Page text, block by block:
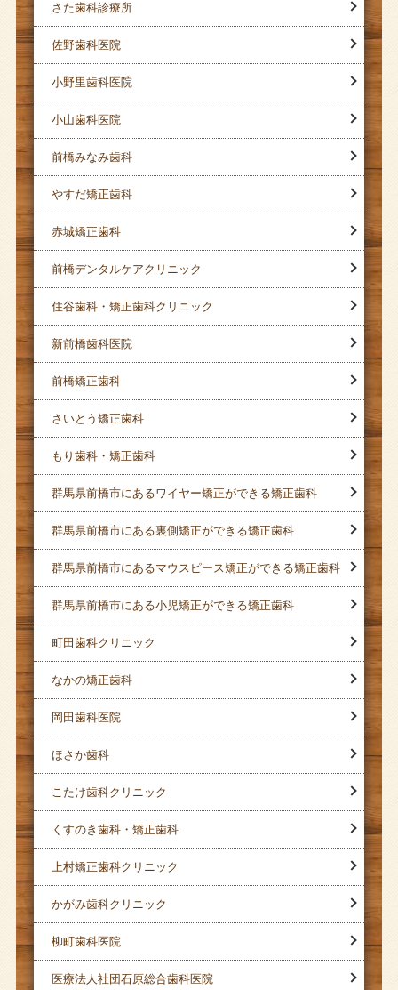
さた歯科診療所
佐野歯科医院
小野里歯科医院
小山歯科医院
前橋みなみ歯科
やすだ矯正歯科
赤城矯正歯科
前橋デンタルケアクリニック
住谷歯科・矯正歯科クリニック
新前橋歯科医院
前橋矯正歯科
さいとう矯正歯科
もり歯科・矯正歯科
群馬県前橋市にあるワイヤー矯正ができる矯正歯科
群馬県前橋市にある裏側矯正ができる矯正歯科
群馬県前橋市にあるマウスピース矯正ができる矯正歯科
群馬県前橋市にある小児矯正ができる矯正歯科
町田歯科クリニック
なかの矯正歯科
岡田歯科医院
ほさか歯科
こたけ歯科クリニック
くすのき歯科・矯正歯科
上村矯正歯科クリニック
かがみ歯科クリニック
柳町歯科医院
医療法人社団石原総合歯科医院